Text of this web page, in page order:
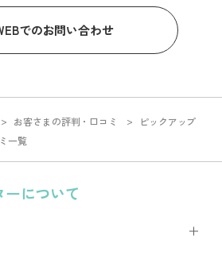
でのお問い合わせ
お客さまの評判・口コミ
ピックアップ
一覧
について